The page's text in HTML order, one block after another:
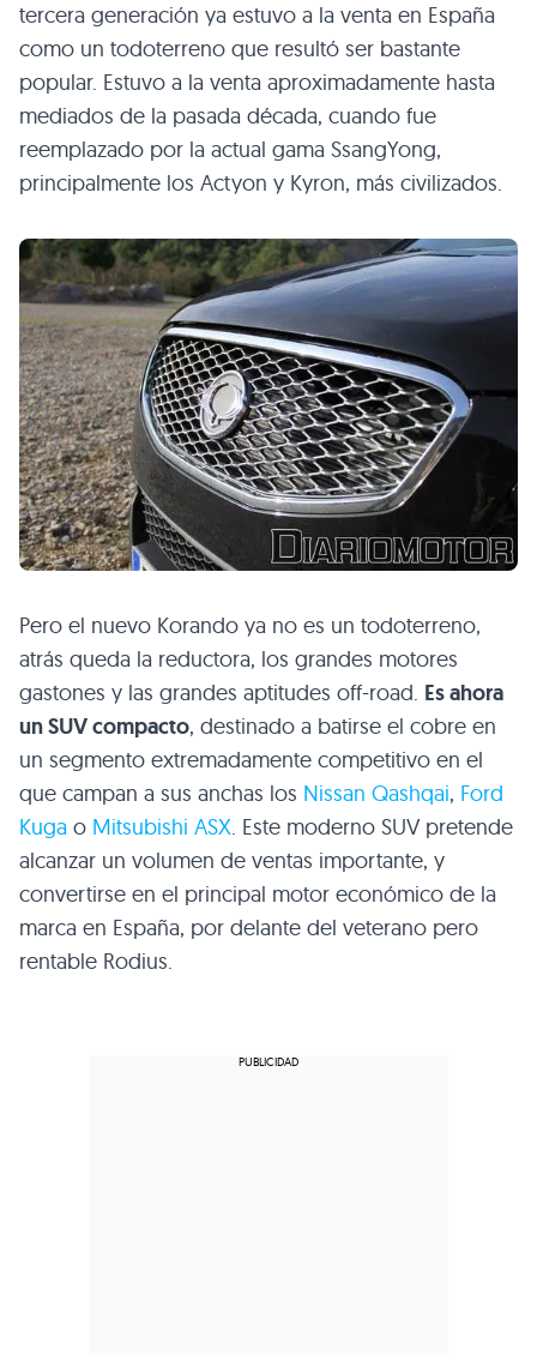
tercera generación ya estuvo a la venta en España
como un todoterreno que resultó ser bastante
popular. Estuvo a la venta aproximadamente hasta
mediados de la pasada década, cuando fue
reemplazado por la actual gama SsangYong,
principalmente los Actyon y Kyron, más civilizados.
Pero el nuevo Korando ya no es un todoterreno,
atrás queda la reductora, los grandes motores
gastones y las grandes aptitudes off-road. Es ahora
unSUVcompacto, destinado a batirse el cobre en
un segmento extremadamente competitivo en el
que campan a sus anchas los Nissan Qashqai, Ford
Kuga o Mitsubishi ASX. Este moderno SUVpretende
alcanzar un volumen de ventas importante, y
convertirse en el principal motor económico de la
marca en España, por delante del veterano pero
rentable Rodius.